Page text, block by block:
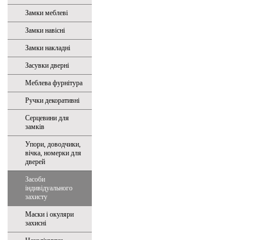
Замки меблеві
Замки навісні
Замки накладні
Засувки дверні
Меблева фурнітура
Ручки декоративні
Серцевини для
замків
Упори, доводчики,
вічка, номерки для
дверей
Засоби
індивідуального
захисту
Маски і окуляри
захисні